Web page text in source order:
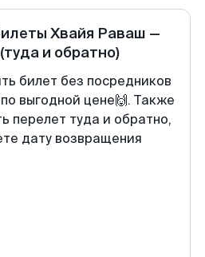
Хвайя Раваш —
(туда и обратно)
билет без посредников
выгодной цене🙌. Также
перелет туда и обратно,
дату возвращения